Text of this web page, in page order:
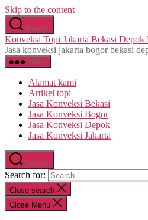
Skip to the content
Search
Konveksi Topi Jakarta Bekasi Depok
Jasa konveksi jakarta bogor bekasi
Menu
Alamat kami
Artikel topi
Jasa Konveksi Bekasi
Jasa Konveksi Bogor
Jasa Konveksi Depok
Jasa Konveksi Jakarta
Search
Search for:
Close search
Close Menu